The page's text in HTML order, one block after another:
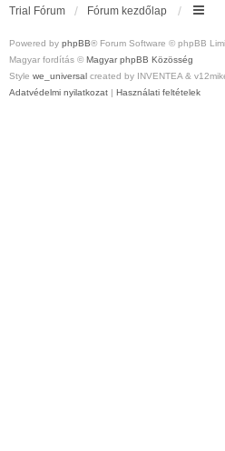
Trial Fórum Fórum kezdőlap
Powered by phpBB® Forum Software © phpBB
Magyar fordítás © Magyar phpBB Közösség
Style we_universal created by INVENTEA &
Adatvédelmi nyilatkozat | Használati feltételek